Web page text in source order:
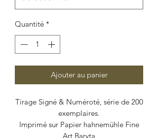
Quantité *
Ajouter au panier
Tirage Signé & Numéroté, série de 200
exemplaires.
Imprimé sur Papier hahnemühle Fine
Art Baryta